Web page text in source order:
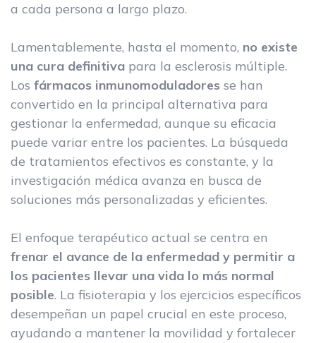
a cada persona a largo plazo.
Lamentablemente, hasta el momento, no existe
una cura definitiva para la esclerosis múltiple.
Los fármacos inmunomoduladores se han
convertido en la principal alternativa para
gestionar la enfermedad, aunque su eficacia
puede variar entre los pacientes. La búsqueda
de tratamientos efectivos es constante, y la
investigación médica avanza en busca de
soluciones más personalizadas y eficientes.
El enfoque terapéutico actual se centra en
frenar el avance de la enfermedad y permitir a
los pacientes llevar una vida lo más normal
posible. La fisioterapia y los ejercicios específicos
desempeñan un papel crucial en este proceso,
ayudando a mantener la movilidad y fortalecer